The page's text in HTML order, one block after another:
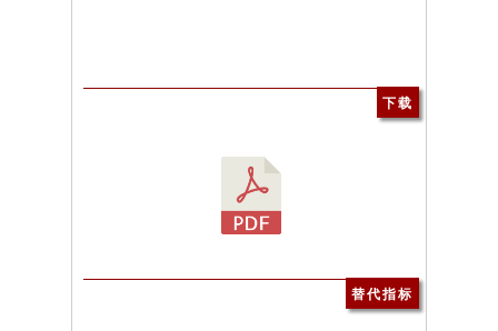
下载
替代指标